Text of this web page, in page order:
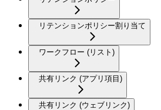
リテンションポリシー割り当て
ワークフロー (リスト)
共有リンク (アプリ項目)
共有リンク (ウェブリンク)